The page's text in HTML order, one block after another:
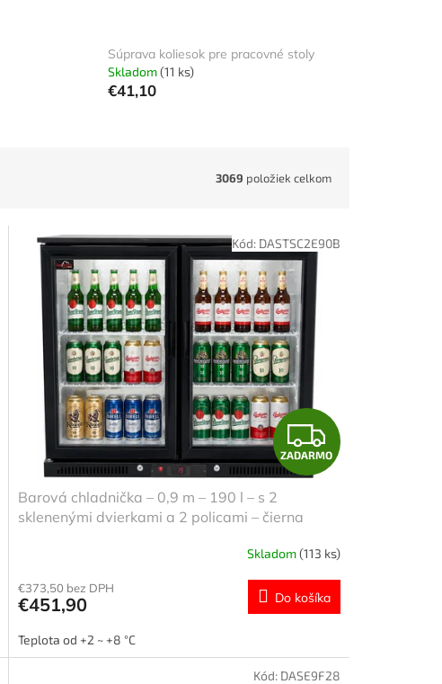
Súprava koliesok pre pracovné stoly
Skladom(11 ks)
€41,10
3069 položiek celkom
Z
A
A
R
M
O
ZADARMO
Barová chladnička – 0,9 m – 190 l – s 2
sklenenými dvierkami a 2 policami – čierna
Skladom(113 ks)
€373,50 bez DPH
€451,90 Do košíka
Teplota od +2 ~ +8 °C
Kód: DASTSC2E90B
Kód: DASE9F28